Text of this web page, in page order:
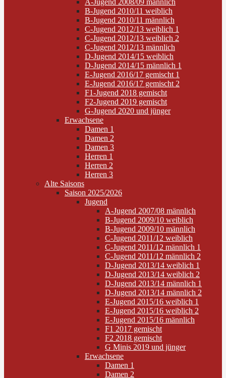
A-Jugend 2008/09 männlich
B-Jugend 2010/11 weiblich
B-Jugend 2010/11 männlich
C-Jugend 2012/13 weiblich 1
C-Jugend 2012/13 weiblich 2
C-Jugend 2012/13 männlich
D-Jugend 2014/15 weiblich
D-Jugend 2014/15 männlich 1
E-Jugend 2016/17 gemischt 1
E-Jugend 2016/17 gemischt 2
F1-Jugend 2018 gemischt
F2-Jugend 2019 gemischt
G-Jugend 2020 und jünger
Erwachsene
Damen 1
Damen 2
Damen 3
Herren 1
Herren 2
Herren 3
Alte Saisons
Saison 2025/2026
Jugend
A-Jugend 2007/08 männlich
B-Jugend 2009/10 weiblich
B-Jugend 2009/10 männlich
C-Jugend 2011/12 weiblich
C-Jugend 2011/12 männlich 1
C-Jugend 2011/12 männlich 2
D-Jugend 2013/14 weiblich 1
D-Jugend 2013/14 weiblich 2
D-Jugend 2013/14 männlich 1
D-Jugend 2013/14 männlich 2
E-Jugend 2015/16 weiblich 1
E-Jugend 2015/16 weiblich 2
E-Jugend 2015/16 männlich
F1 2017 gemischt
F2 2018 gemischt
G Minis 2019 und jünger
Erwachsene
Damen 1
Damen 2